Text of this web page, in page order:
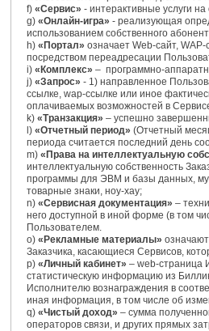
f) «Сервис» - интерактивные услуги
g) «Онлайн-игра» - реализующая
использованием собственного
h) «Портал» означает Web-сайт,
посредством переадресации
i) «Комплекс» – программно-
j) «Запрос» - 1) направленное
ссылке, wap-ссылке или иное
оплачиваемых возможностей в
k) «Транзакция» – успешно
l) «Отчетный период» (Отчетный
периода считается последний день
m) «Права на интеллектуальную
интеллектуальную собственность
программы для ЭВМ и базы данных,
товарные знаки, ноу-хау;
n) «Сервисная документация» –
него доступной в иной форме (в том
Пользователем.
o) «Рекламные материалы»
Заказчика, касающиеся Сервисов,
p) «Личный кабинет» – web-страница
статистическую информацию из
Исполнителю вознаграждения в
иная информация, в том числе об
q) «Чистый доход» – сумма
операторов связи, и других прямых